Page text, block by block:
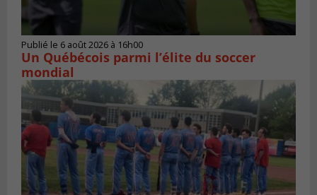
Publié le 6 août 2026 à 16h00
Un Québécois parmi l’élite du soccer
mondial